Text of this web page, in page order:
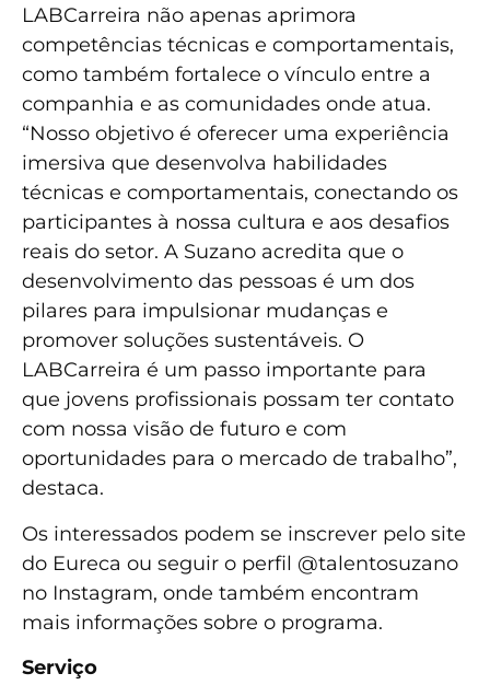
LABCarreira não apenas aprimora
competências técnicas e comportamentais,
como também fortalece o vínculo entre a
companhia e as comunidades onde atua.
“Nosso objetivo é oferecer uma experiência
imersiva que desenvolva habilidades
técnicas e comportamentais, conectando os
participantes à nossa cultura e aos desafios
reais do setor. A Suzano acredita que o
desenvolvimento das pessoas é um dos
pilares para impulsionar mudanças e
promover soluções sustentáveis. O
LABCarreira é um passo importante para
que jovens profissionais possam ter contato
com nossa visão de futuro e com
oportunidades para o mercado de trabalho”,
destaca.
Os interessados podem se inscrever pelo site
do Eureca ou seguir o perfil @talentosuzano
no Instagram, onde também encontram
mais informações sobre o programa.
Serviço